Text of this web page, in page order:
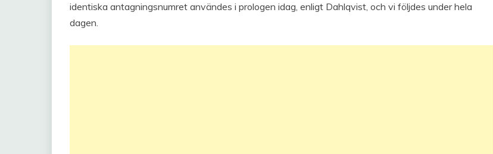
identiska antagningsnumret användes i prologen idag, enligt Dahlqvist, och vi följdes under hela
dagen.